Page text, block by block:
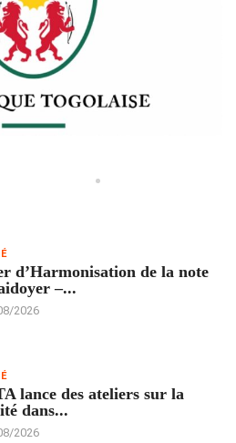
d’Harmonisation de la note
–...
2026
lance des ateliers sur la
dans...
2026